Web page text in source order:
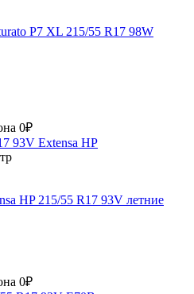
P7 XL 215/55 R17 98W
0₽
HP 215/55 R17 93V летние
0₽